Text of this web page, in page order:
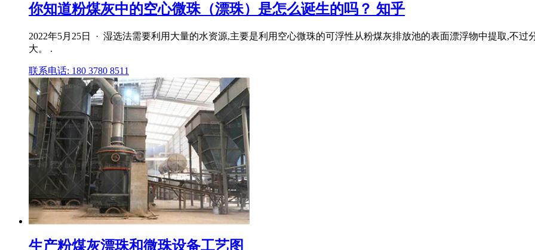
你知道粉煤灰中的空心微珠（漂珠）是怎么诞生的吗？ 知乎
2022年5月25日 · 湿选法需要利用大量的水资源,主要是利用空心微珠的可浮性从粉煤灰排放池的表面漂浮物中提取,不
大。 .
联系电话: 180 3780 8511
生产粉煤灰漂珠和微珠设备工艺图